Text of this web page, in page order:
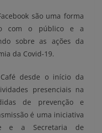
são uma forma
com o público e a
sobre as ações da
da Covid-19.
desde o início da
presenciais na
de prevenção e
é uma iniciativa
e a Secretaria de